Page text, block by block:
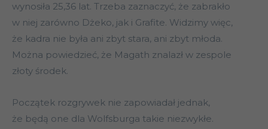
wynosiła 25,36 lat. Trzeba zaznaczyć, że zabrakło
w niej zarówno Dżeko, jak i Grafite. Widzimy więc,
że kadra nie była ani zbyt stara, ani zbyt młoda.
Można powiedzieć, że Magath znalazł w zespole
złoty środek.
Początek rozgrywek nie zapowiadał jednak,
że będą one dla Wolfsburga takie niezwykłe.